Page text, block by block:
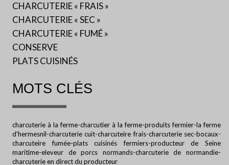
CHARCUTERIE « FRAIS »
CHARCUTERIE « SEC »
CHARCUTERIE « FUMÉ »
CONSERVE
PLATS CUISINÉS
MOTS CLÉS
charcuterie à la ferme-charcutier à la ferme-produits fermier-la ferme
d'hermesnil-charcuterie cuit-charcuteire frais-charcuterie sec-bocaux-
charcuteire fumée-plats cuisinés fermiers-producteur de Seine
maritime-eleveur de porcs normands-charcuterie de normandie-
charcuterie en direct du producteur